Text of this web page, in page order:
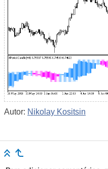
Autor: Nikolay Kositsin